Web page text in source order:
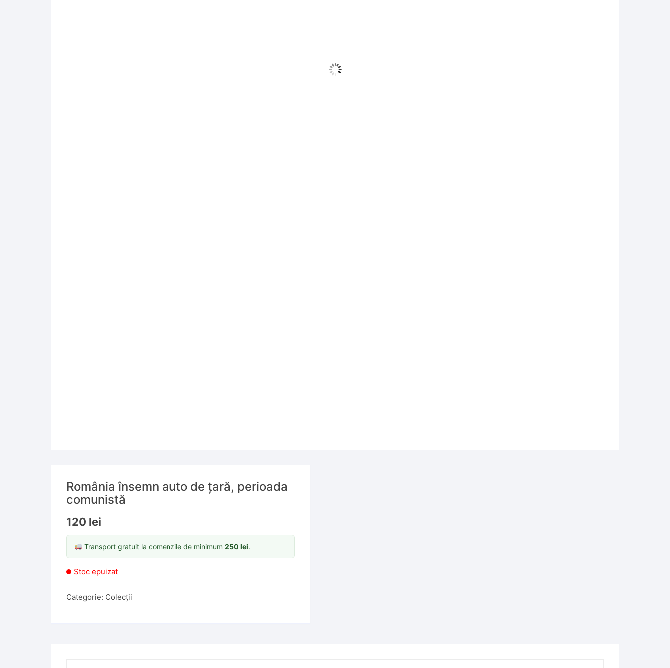
România însemn auto de țară, perioada
comunistă
120 lei
Transport gratuit la comenzile de minimum 250 lei.
Stoc epuizat
Categorie: Colecții